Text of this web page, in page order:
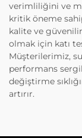
verimliliğini ve
kritik öneme
kalite ve
olmak için katı
Müşterilerimiz,
performans
değiştirme
artırır.